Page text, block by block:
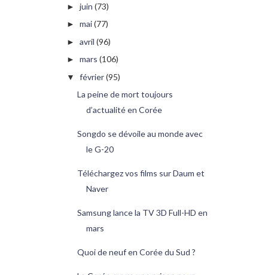
► juin (73)
► mai(77)
► avril (96)
► mars (106)
▼ février(95)
La peine de mort toujours
d’actualité en Corée
Songdo se dévoile au monde avec
le G-20
Téléchargez vos films sur Daum et
Naver
Samsung lance la TV 3D Full-HD en
mars
Quoi de neuf en Corée du Sud ?